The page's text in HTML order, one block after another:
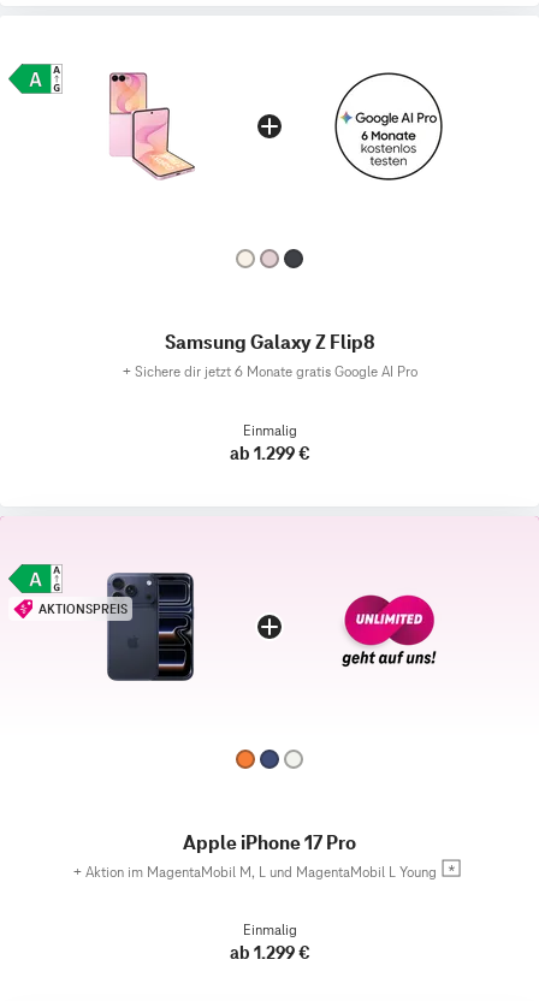
Samsung Galaxy Z Flip8
+ Sichere dir jetzt 6 Monate gratis Google AI Pro
Einmalig
ab 1.299 €
AKTIONSPREIS
Apple iPhone 17 Pro
+ Aktion im MagentaMobil M, L und MagentaMobil L Young
Einmalig
ab 1.299 €